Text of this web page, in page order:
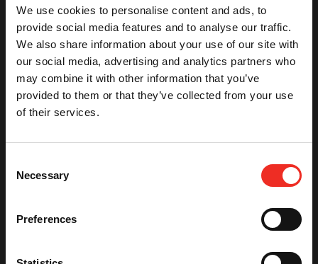
We use cookies to personalise content and ads, to
provide social media features and to analyse our traffic.
We also share information about your use of our site with
our social media, advertising and analytics partners who
may combine it with other information that you’ve
provided to them or that they’ve collected from your use
of their services.
Selection
Necessary
Preferences
Bedrijfsnaam *
Naam *